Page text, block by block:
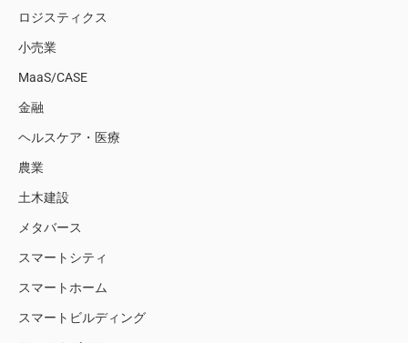
ロジスティクス
小売業
MaaS/CASE
金融
ヘルスケア・医療
農業
土木建設
メタバース
スマートシティ
スマートホーム
スマートビルディング